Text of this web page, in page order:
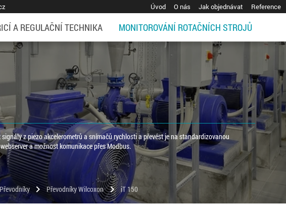
Úvod O nás Jak objednávat Reference
A REGULAČNÍ TECHNIKA MONITOROVÁNÍ ROTAČNÍCH STROJŮ
z piezo akcelerometrů a snímačů rychlosti a převést je na standardizovanou
a možnost komunikace přes Modbus.
Převodníky chevron_right Převodníky Wilcoxon chevron_right iT 150